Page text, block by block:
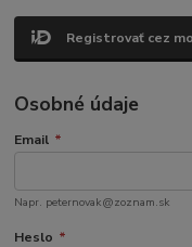
Registrovať cez
Osobné údaje
Email *
Napr. peternovak@zoznam.sk
Heslo *